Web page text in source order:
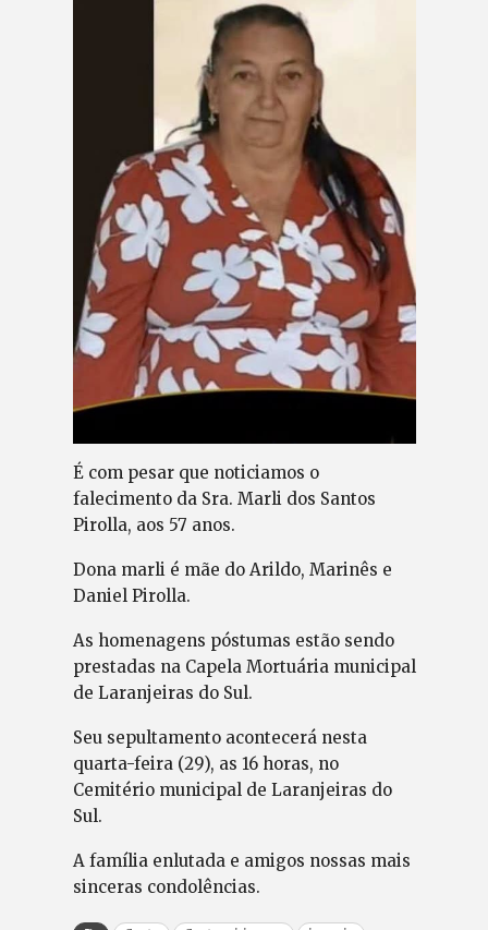
É com pesar que noticiamos o
falecimento da Sra. Marli dos Santos
Pirolla, aos 57 anos.
Dona marli é mãe do Arildo, Marinês e
Daniel Pirolla.
As homenagens póstumas estão sendo
prestadas na Capela Mortuária municipal
de Laranjeiras do Sul.
Seu sepultamento acontecerá nesta
quarta-feira (29), as 16 horas, no
Cemitério municipal de Laranjeiras do
Sul.
A família enlutada e amigos nossas mais
sinceras condolências.